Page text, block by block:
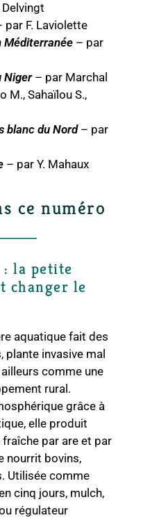
par F. Laviolette
Méditerranée – par
Niger– par Marchal
M., Sahaïlou S.,
blanc du Nord– par
– par Y. Mahaux
ce numéro
: la petite
changer le
aquatique fait des
invasive mal
comme une
rural.
grâce à
elle produit
par are et par
nourrit bovins,
Utilisée comme
cinq jours, mulch,
régulateur